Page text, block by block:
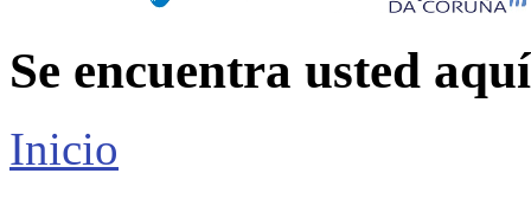
Se encuentra usted aquí
Inicio